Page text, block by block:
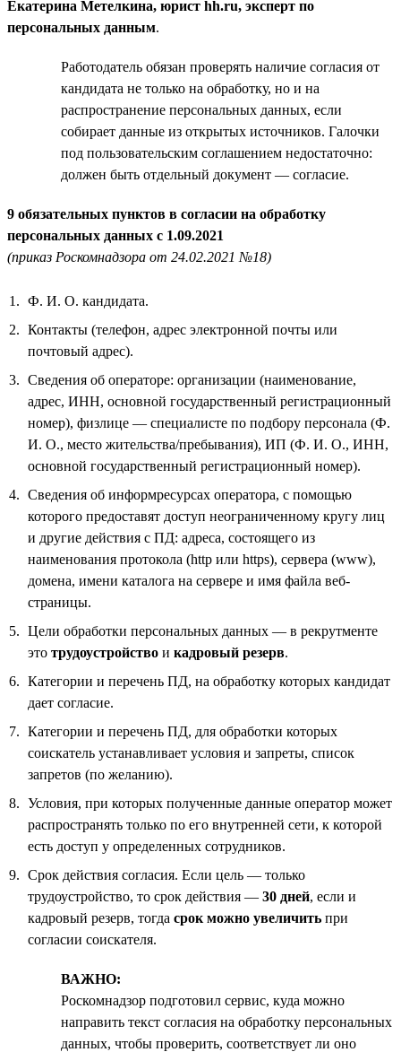
Екатерина Метелкина, юрист hh.ru, эксперт по
персональных данным.
Работодатель обязан проверять наличие согласия от
кандидата не только на обработку, но и на
распространение персональных данных, если
собирает данные из открытых источников. Галочки
под пользовательским соглашением недостаточно:
должен быть отдельный документ — согласие.
9 обязательных пунктов в согласии на обработку
персональных данных с 1.09.2021
(приказ Роскомнадзора от 24.02.2021 №18)
Ф. И. О. кандидата.
Контакты (телефон, адрес электронной почты или
почтовый адрес).
Сведения об операторе: организации (наименование,
адрес, ИНН, основной государственный регистрационный
номер), физлице — специалисте по подбору персонала (Ф.
И. О., место жительства/пребывания), ИП (Ф. И. О., ИНН,
основной государственный регистрационный номер).
Сведения об информресурсах оператора, с помощью
которого предоставят доступ неограниченному кругу лиц
и другие действия с ПД: адреса, состоящего из
наименования протокола (http или https), сервера (www),
домена, имени каталога на сервере и имя файла веб-
страницы.
Цели обработки персональных данных — в рекрутменте
это трудоустройство и кадровый резерв.
Категории и перечень ПД, на обработку которых кандидат
дает согласие.
Категории и перечень ПД, для обработки которых
соискатель устанавливает условия и запреты, список
запретов (по желанию).
Условия, при которых полученные данные оператор может
распространять только по его внутренней сети, к которой
есть доступ у определенных сотрудников.
Срок действия согласия. Если цель — только
трудоустройство, то срок действия — 30 дней, если и
кадровый резерв, тогда срок можно увеличить при
согласии соискателя.
ВАЖНО:
Роскомнадзор подготовил сервис, куда можно
направить текст согласия на обработку персональных
данных, чтобы проверить, соответствует ли оно